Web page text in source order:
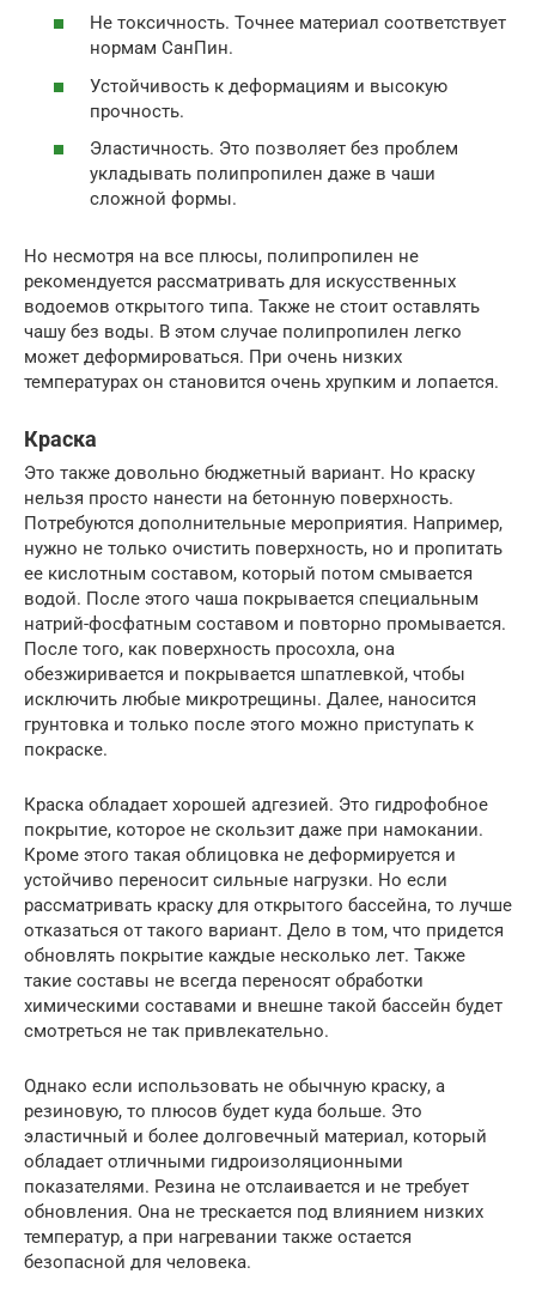
Не токсичность. Точнее материал соответствует
нормам СанПин.
Устойчивость к деформациям и высокую
прочность.
Эластичность. Это позволяет без проблем
укладывать полипропилен даже в чаши
сложной формы.
Но несмотря на все плюсы, полипропилен не
рекомендуется рассматривать для искусственных
водоемов открытого типа. Также не стоит оставлять
чашу без воды. В этом случае полипропилен легко
может деформироваться. При очень низких
температурах он становится очень хрупким и лопается.
Краска
Это также довольно бюджетный вариант. Но краску
нельзя просто нанести на бетонную поверхность.
Потребуются дополнительные мероприятия. Например,
нужно не только очистить поверхность, но и пропитать
ее кислотным составом, который потом смывается
водой. После этого чаша покрывается специальным
натрий-фосфатным составом и повторно промывается.
После того, как поверхность просохла, она
обезжиривается и покрывается шпатлевкой, чтобы
исключить любые микротрещины. Далее, наносится
грунтовка и только после этого можно приступать к
покраске.
Краска обладает хорошей адгезией. Это гидрофобное
покрытие, которое не скользит даже при намокании.
Кроме этого такая облицовка не деформируется и
устойчиво переносит сильные нагрузки. Но если
рассматривать краску для открытого бассейна, то лучше
отказаться от такого вариант. Дело в том, что придется
обновлять покрытие каждые несколько лет. Также
такие составы не всегда переносят обработки
химическими составами и внешне такой бассейн будет
смотреться не так привлекательно.
Однако если использовать не обычную краску, а
резиновую, то плюсов будет куда больше. Это
эластичный и более долговечный материал, который
обладает отличными гидроизоляционными
показателями. Резина не отслаивается и не требует
обновления. Она не трескается под влиянием низких
температур, а при нагревании также остается
безопасной для человека.